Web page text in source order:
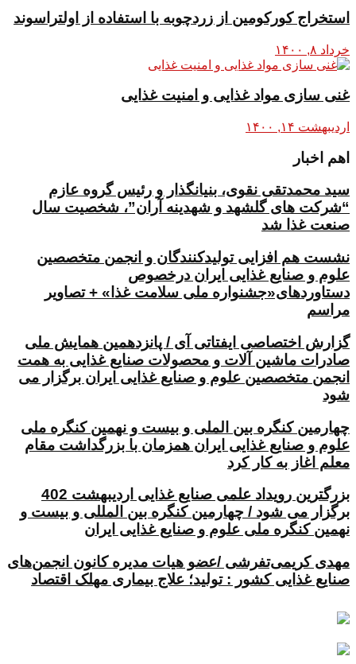
استخراج کورکومین از زردچوبه با استفاده از اولتراسوند
خرداد ۸, ۱۴۰۰
غنی سازی مواد غذایی و امنیت غذایی
اردیبهشت ۱۴, ۱۴۰۰
اهم اخبار
سید محمدتقی نقوی، بنیانگذار و رئیس گروه عازم
“شرکت های گلشهد و شهدینه آران”، شخصیت سال
صنعت غذا شد
نشست هم افزایی تولیدکنندگان و انجمن متخصصین
علوم و صنایع غذایی ایران درخصوص
دستاوردهای«جشنواره ملی سلامت غذا» + تصاویر
مراسم
گزارش اختصاصی ایفتاتی آی / پانزدهمین همایش ملی
صادرات ماشین آلات و محصولات صنایع غذایی به همت
انجمن متخصصین علوم و صنایع غذایی ایران برگزار می
شود
چهارمین کنگره بین الملی و بیست و نهمین کنگره ملی
علوم و صنایع غذایی ایران همزمان با بزرگداشت مقام
معلم اغاز به کار کرد
بزرگترین رویداد علمی صنایع غذایی اردیبهشت 402
برگزار می شود / چهارمین کنگره بین المللی و بیست و
نهمین کنگره ملی علوم و صنایع غذایی ایران
مهدی کریمی‌تفرشی /عضو هیات مدیره کانون انجمن‌های
صنایع غذایی کشور : تولید؛ علاج بیماری مهلک اقتصاد